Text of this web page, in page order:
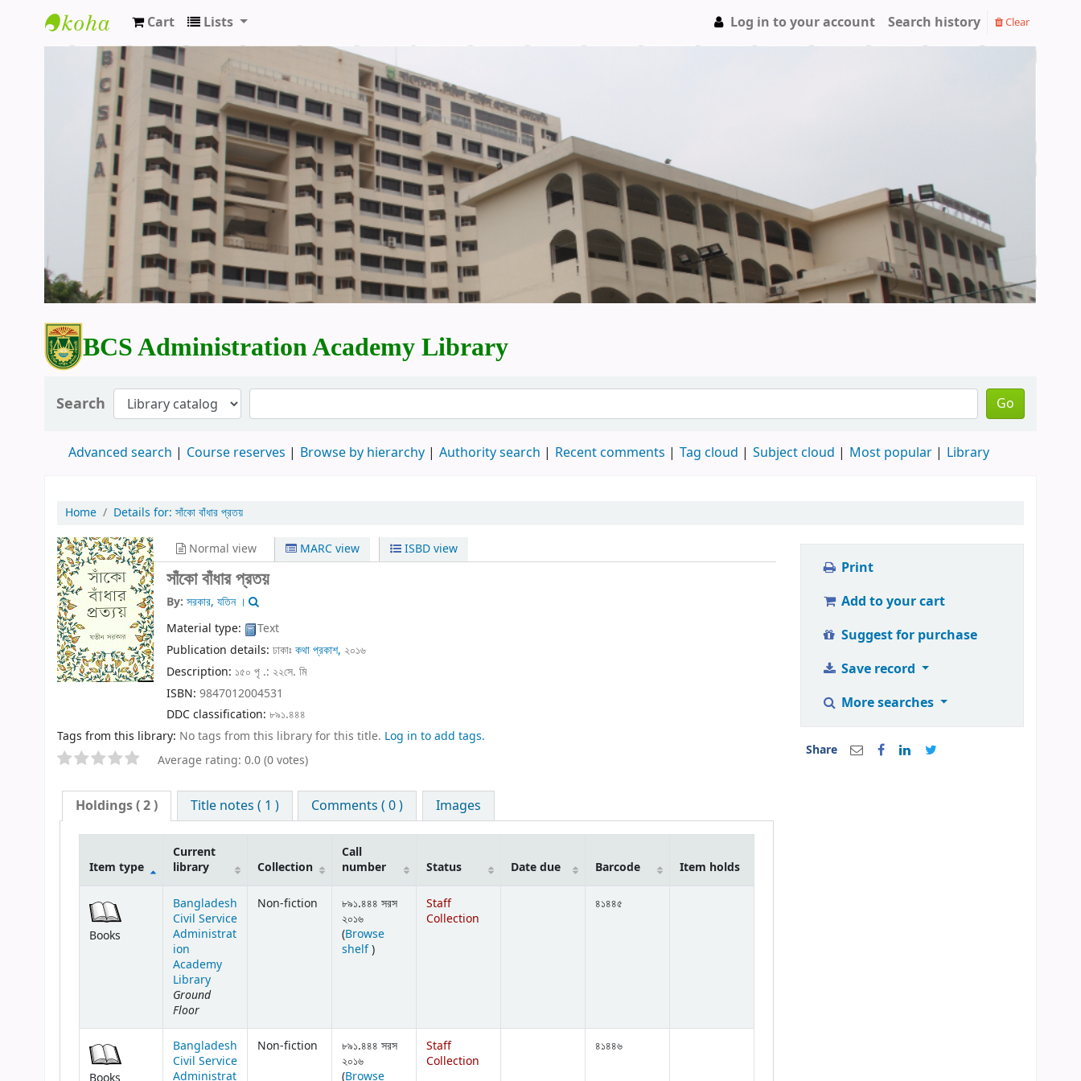
BCS Administration Academy Library
Cart Lists Log in to your account Search history Clear
BCS Administration Academy Library
Search Go
Advanced search Course reserves Browse by hierarchy Authority search Recent comments Tag cloud Subject cloud Most popular Library
Home Details for: সাঁকো বাঁধার প্রতয়
Normal view MARC view ISBD view
সাঁকো বাঁধার প্রতয়
By: সরকার, যতিন ।
Material type:
Text
Publication details: ঢাকাঃ কথা প্রকাশ, ২০১৬
Description: ১৫০ পৃ .: ২২সে. মি
ISBN: 9847012004531
DDC classification: ৮৯১.৪৪৪
Tags from this library: No tags from this library for this title. Log in to add tags.
Average rating: 0.0 (0 votes)
Holdings( 2 ) Title notes ( 1 ) Comments ( 0 ) Images
Item type
Current
library
Collection
Call
number
Status Date due Barcode Item holds
Books
Bangladesh
Civil Service
Administrat
ion
Academy
Library
Ground
Floor
Non-fiction
৮৯১.৪৪৪ সরস
২০১৬
(Browse
shelf(Opens below)
)
Staff
Collection
৪১৪৪৫
Bangladesh
Civil Service
Administrat
Non-fiction
৮৯১.৪৪৪ সরস
২০১৬
(Browse
Staff
Collection
৪১৪৪৬
Print
Add to your cart
Suggest for purchase
Save record
More searches
Share